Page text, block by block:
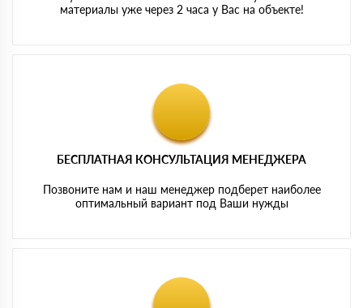
материалы уже через 2 часа у Вас на объекте!
БЕСПЛАТНАЯ КОНСУЛЬТАЦИЯ МЕНЕДЖЕРА
Позвоните нам и наш менеджер подберет наиболее
оптимальный вариант под Ваши нужды